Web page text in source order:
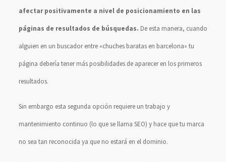
afectar positivamente a nivel de posicionamiento en las
páginas de resultados de búsquedas. De esta manera, cuando
alguien en un buscador entre «chuches baratas en barcelona» tu
página debería tener más posibilidades de aparecer en los primeros
resultados.
Sin embargo esta segunda opción requiere un trabajo y
mantenimiento continuo (lo que se llama SEO) y hace que tu marca
no sea tan reconocida ya que no estará en el dominio.